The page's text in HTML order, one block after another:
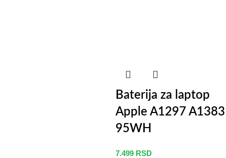
Baterija za laptop
Apple A1297 A1383
95WH
7.499 RSD